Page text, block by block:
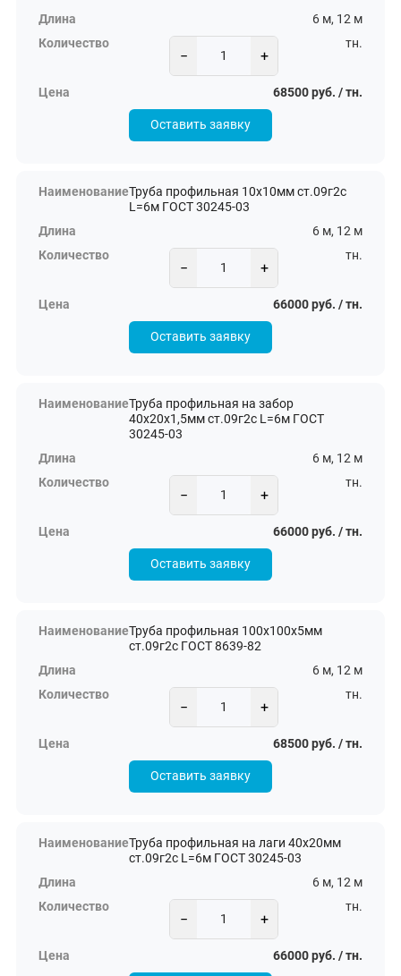
6 м, 12 м
− +
тн.
68500 руб. / тн.
Оставить заявку
Труба профильная 10х10мм ст.09г2с
L=6м ГОСТ 30245-03
6 м, 12 м
− +
тн.
66000 руб. / тн.
Оставить заявку
Труба профильная на забор
40х20х1,5мм ст.09г2с L=6м ГОСТ
30245-03
6 м, 12 м
− +
тн.
66000 руб. / тн.
Оставить заявку
Труба профильная 100х100х5мм
ст.09г2с ГОСТ 8639-82
6 м, 12 м
− +
тн.
68500 руб. / тн.
Оставить заявку
Труба профильная на лаги 40х20мм
ст.09г2с L=6м ГОСТ 30245-03
6 м, 12 м
− +
тн.
66000 руб. / тн.